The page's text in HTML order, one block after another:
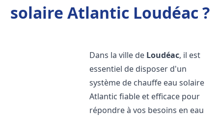
solaire Atlantic Loudéac ?
Dans la ville de Loudéac, il est
essentiel de disposer d'un
système de chauffe eau solaire
Atlantic fiable et efficace pour
répondre à vos besoins en eau